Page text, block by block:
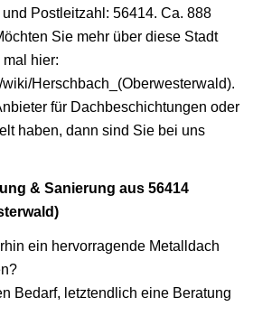
Postleitzahl: 56414. Ca. 888
Sie mehr über diese Stadt
hier:
Herschbach_(Oberwesterwald).
für Dachbeschichtungen oder
haben, dann sind Sie bei uns
& Sanierung aus 56414
ein hervorragende Metalldach
Bedarf, letztendlich eine Beratung